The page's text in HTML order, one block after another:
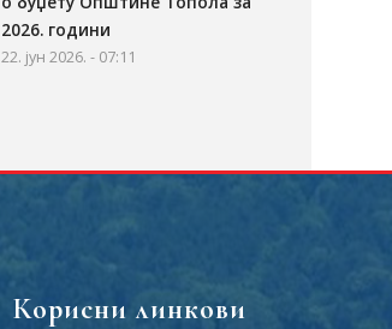
2026. години
22. јун 2026. - 07:11
Корисни линкови